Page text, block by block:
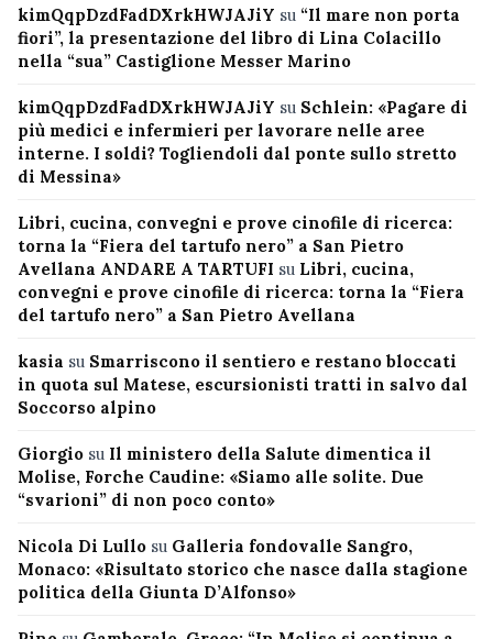
kimQqpDzdFadDXrkHWJAJiY su “Il mare non porta
fiori”, la presentazione del libro di Lina Colacillo
nella “sua” Castiglione Messer Marino
kimQqpDzdFadDXrkHWJAJiY su Schlein: «Pagare di
più medici e infermieri per lavorare nelle aree
interne. I soldi? Togliendoli dal ponte sullo stretto
di Messina»
Libri, cucina, convegni e prove cinofile di ricerca:
torna la “Fiera del tartufo nero” a San Pietro
Avellana ANDARE A TARTUFI su Libri, cucina,
convegni e prove cinofile di ricerca: torna la “Fiera
del tartufo nero” a San Pietro Avellana
kasia su Smarriscono il sentiero e restano bloccati
in quota sul Matese, escursionisti tratti in salvo dal
Soccorso alpino
Giorgio su Il ministero della Salute dimentica il
Molise, Forche Caudine: «Siamo alle solite. Due
“svarioni” di non poco conto»
Nicola Di Lullo su Galleria fondovalle Sangro,
Monaco: «Risultato storico che nasce dalla stagione
politica della Giunta D’Alfonso»